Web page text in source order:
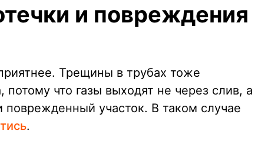
и повреждения
Трещины в трубах тоже
потому что газы выходят не через слив, а
участок. В таком случае
.